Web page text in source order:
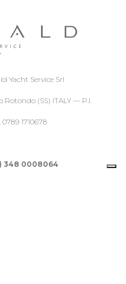
Yacht Service Srl
(SS) ITALY — P.I.
1710678
348 0008064